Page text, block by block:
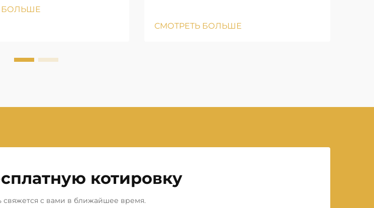
БОЛЬШЕ
СМОТРЕТЬ БОЛЬШЕ
котировку
свяжется с вами в ближайшее время.